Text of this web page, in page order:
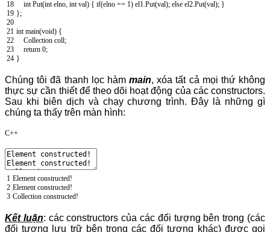
18
19
20
21
22
23
24
int Put(int elno int val) { if(elno == 1) el1 Put(val); else el2 Put(val); }
};
int main(void) {
Collection coll;
return 0;
}
Chúng tôi đã thanh lọc hàm main, xóa tất cả mọi thứ không
thực sự cần thiết để theo dõi hoạt động của các constructors.
Sau khi biên dịch và chạy chương trình. Đây là những gì
chúng ta thấy trên màn hình:
C++
1
2
3
Elementconstructed!
Elementconstructed!
Collection constructed!
Kết luận: các constructors của các đối tượng bên trong (các
đối tượng lưu trữ bên trong các đối tượng khác) được gọi